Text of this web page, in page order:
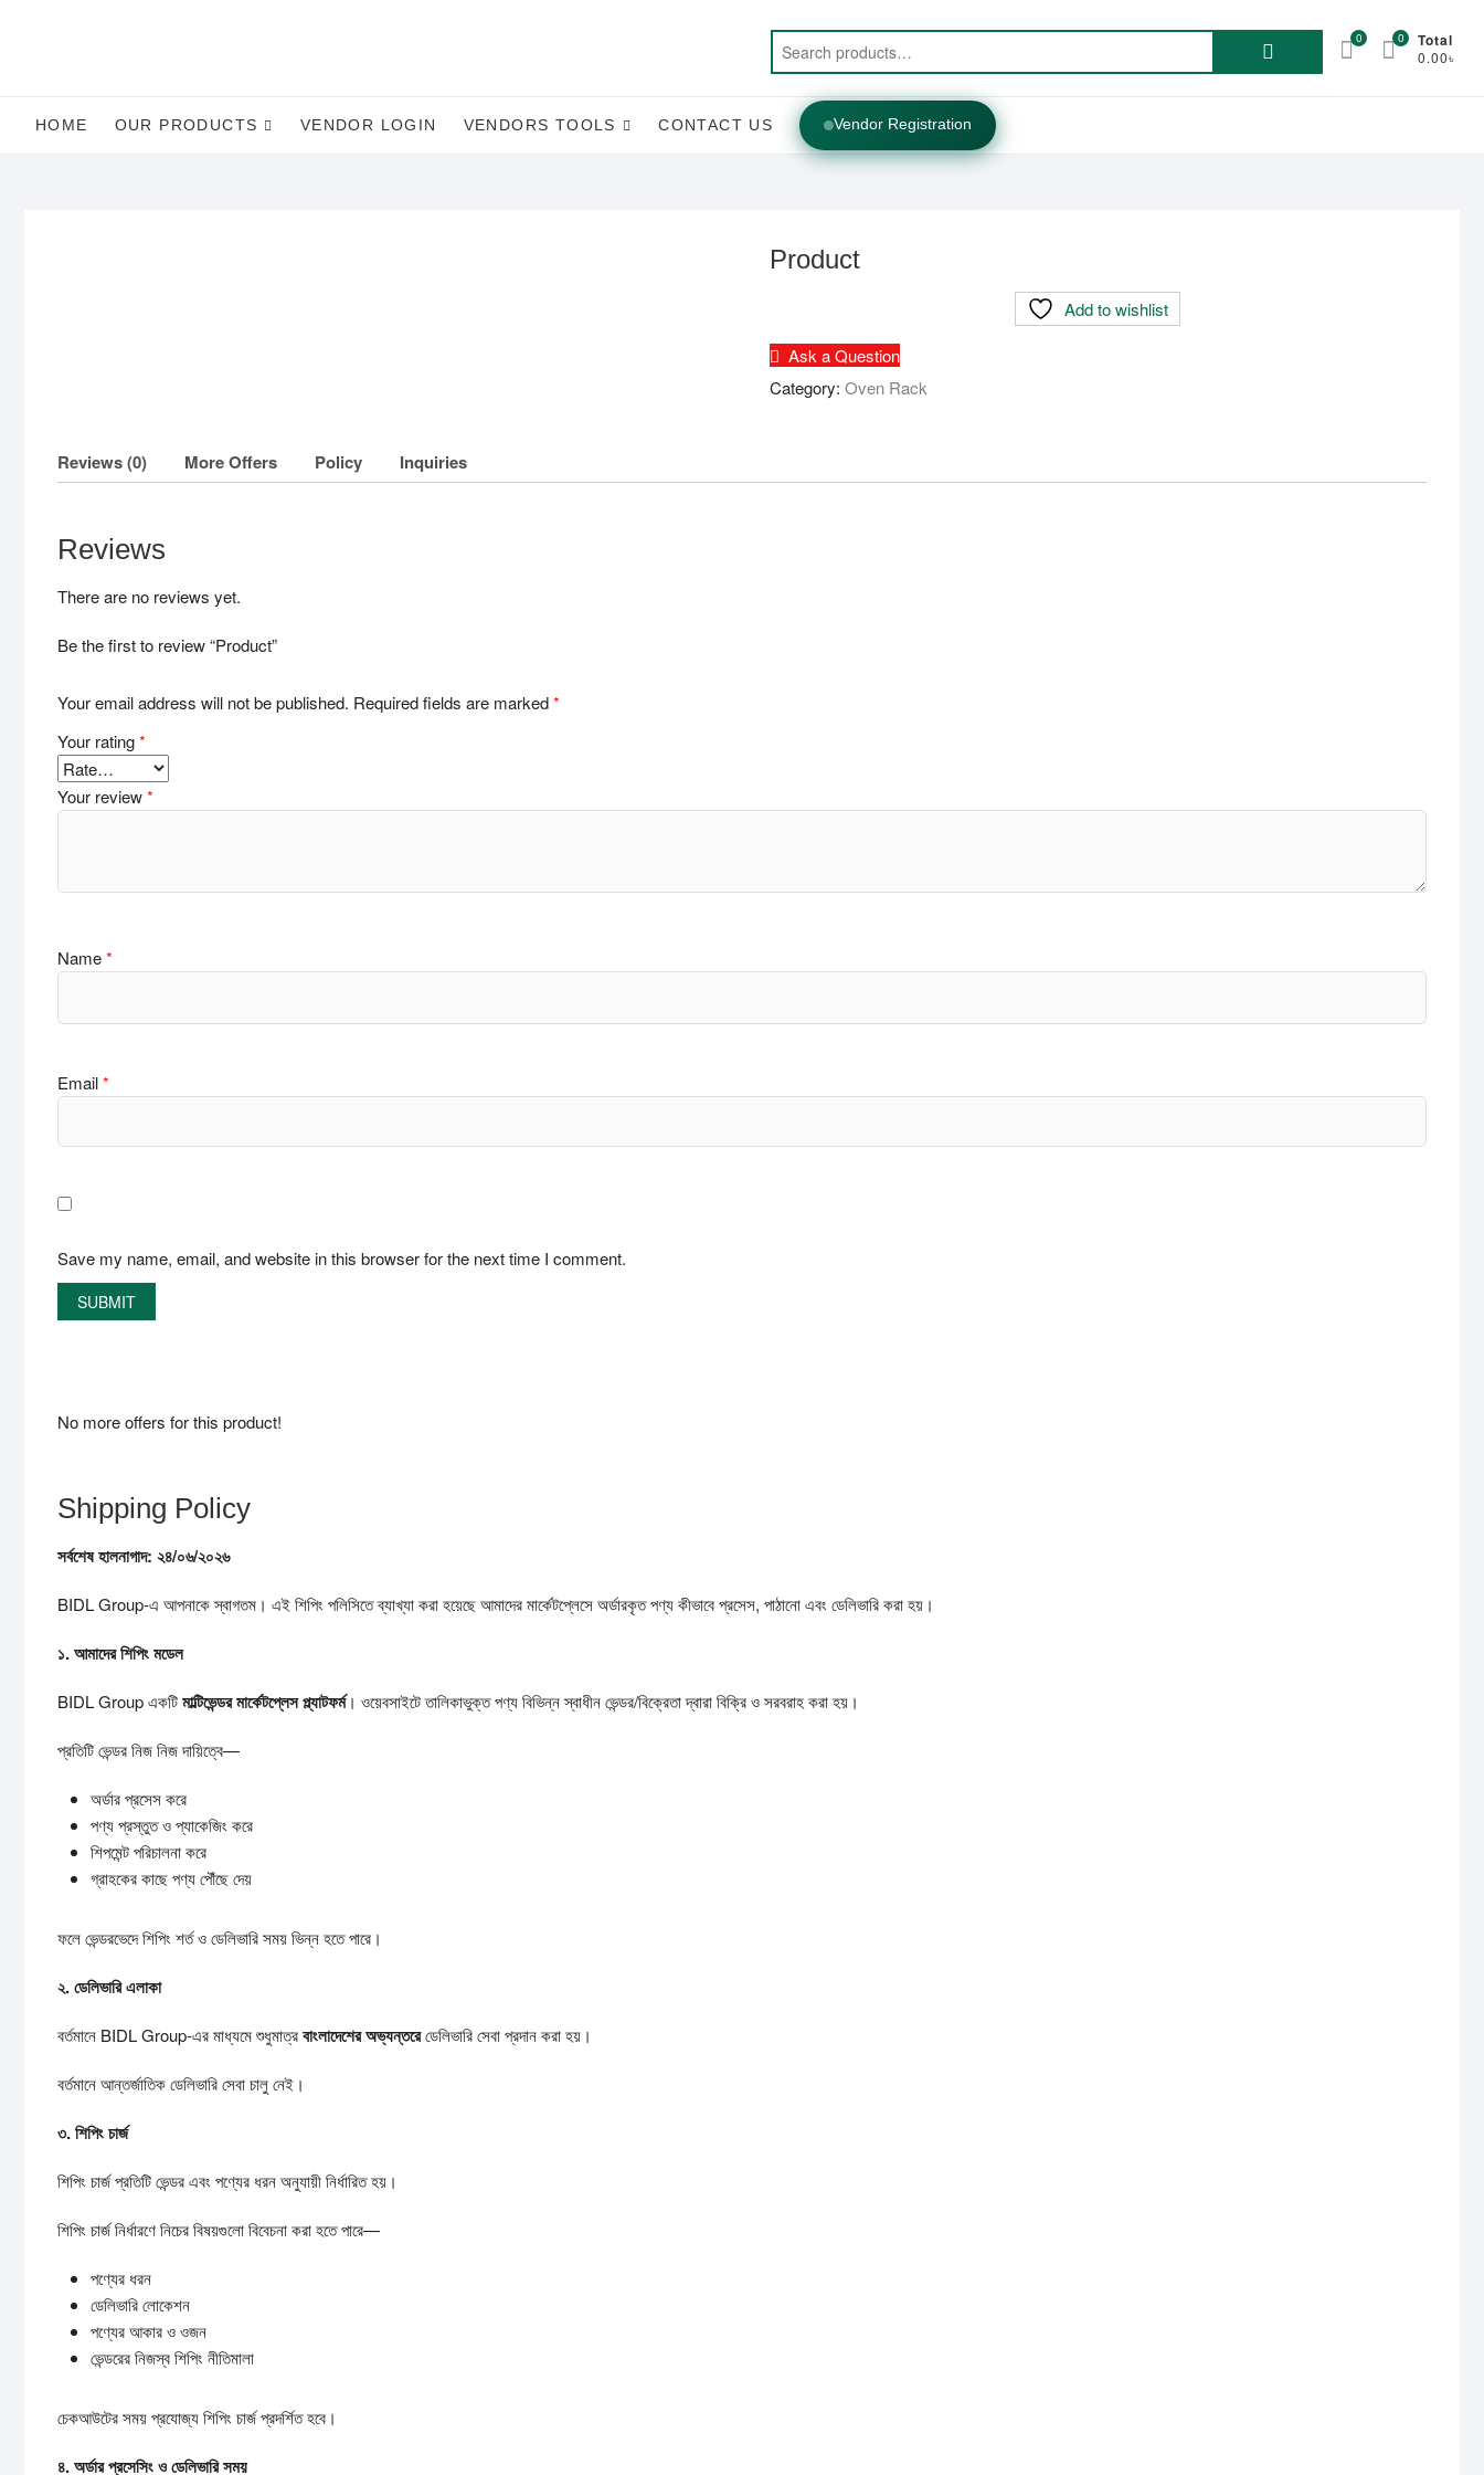
Search
0 Total
0.00৳
0
HOME OUR PRODUCTS VENDOR LOGIN VENDORS TOOLS CONTACT US Vendor Registration
Product
Add to wishlist
Ask a Question
Category: Oven Rack
Reviews (0) More Offers Policy Inquiries
Reviews
There are no reviews yet.
Be the first to review “Product”
Your email address will not be published. Required fields are marked*
Your rating*
Your review*
Name*
Email*
Save my name, email, and website in this browser for the next time I comment.
No more offers for this product!
Shipping Policy
সর্বশেষহালনাগাদ: ২৪/০৬/২০২৬
BIDL Group-এ আপনাকে স্বাগতম। এই শিপিং পলিসিতে ব্যাখ্যা করা হয়েছে আমাদের মার্কেটপ্লেসে অর্ডারকৃত পণ্য কীভাবে প্রসেস, পাঠানো এবং ডেলিভারি করা হয়।
১.আমাদেরশিপিংমডেল
BIDL Group একটিমাল্টিভেন্ডরমার্কেটপ্লেসপ্ল্যাটফর্ম। ওয়েবসাইটে তালিকাভুক্ত পণ্য বিভিন্ন স্বাধীন ভেন্ডর/বিক্রেতা দ্বারা বিক্রি ও সরবরাহ করা হয়।
প্রতিটি ভেন্ডর নিজ নিজ দায়িত্বে—
অর্ডার প্রসেস করে
পণ্য প্রস্তুত ও প্যাকেজিং করে
শিপমেন্ট পরিচালনা করে
গ্রাহকের কাছে পণ্য পৌঁছে দেয়
ফলে ভেন্ডরভেদে শিপিং শর্ত ও ডেলিভারি সময় ভিন্ন হতে পারে।
২.ডেলিভারিএলাকা
বর্তমানে BIDL Group-এর মাধ্যমে শুধুমাত্রবাংলাদেশেরঅভ্যন্তরেডেলিভারি সেবা প্রদান করা হয়।
বর্তমানে আন্তর্জাতিক ডেলিভারি সেবা চালু নেই।
৩.শিপিংচার্জ
শিপিং চার্জ প্রতিটি ভেন্ডর এবং পণ্যের ধরন অনুযায়ী নির্ধারিত হয়।
শিপিং চার্জ নির্ধারণে নিচের বিষয়গুলো বিবেচনা করা হতে পারে—
পণ্যের ধরন
ডেলিভারি লোকেশন
পণ্যের আকার ও ওজন
ভেন্ডরের নিজস্ব শিপিং নীতিমালা
চেকআউটের সময় প্রযোজ্য শিপিং চার্জ প্রদর্শিত হবে।
৪.অর্ডারপ্রসেসিংওডেলিভারিসময়